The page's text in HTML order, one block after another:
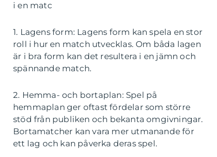
i en matc
1. Lagens form: Lagens form kan spela en stor
roll i hur en match utvecklas. Om båda lagen
är i bra form kan det resultera i en jämn och
spännande match.
2. Hemma- och bortaplan: Spel på
hemmaplan ger oftast fördelar som större
stöd från publiken och bekanta omgivningar.
Bortamatcher kan vara mer utmanande för
ett lag och kan påverka deras spel.